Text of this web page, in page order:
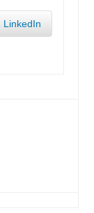
LinkedIn